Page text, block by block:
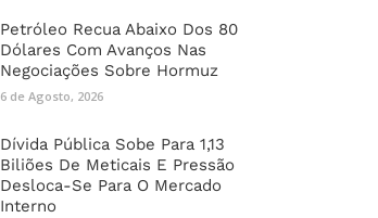
Petróleo Recua Abaixo Dos 80
Dólares Com Avanços Nas
Negociações Sobre Hormuz
6 de Agosto, 2026
Dívida Pública Sobe Para 1,13
Biliões De Meticais E Pressão
Desloca-Se Para O Mercado
Interno